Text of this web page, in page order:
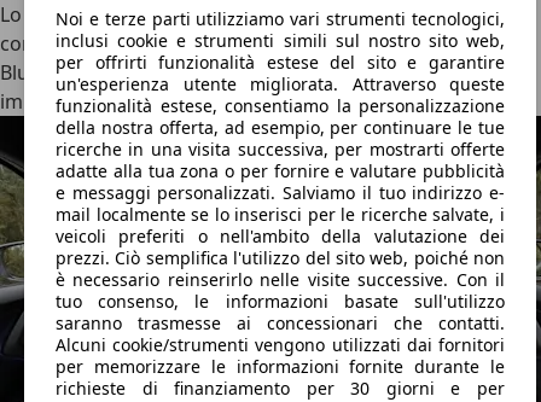
Noi e terze parti utilizziamo vari strumenti tecnologici,
inclusi cookie e strumenti simili sul nostro sito web,
per offrirti funzionalità estese del sito e garantire
un'esperienza utente migliorata. Attraverso queste
funzionalità estese, consentiamo la personalizzazione
della nostra offerta, ad esempio, per continuare le tue
ricerche in una visita successiva, per mostrarti offerte
adatte alla tua zona o per fornire e valutare pubblicità
e messaggi personalizzati. Salviamo il tuo indirizzo e-
mail localmente se lo inserisci per le ricerche salvate, i
veicoli preferiti o nell'ambito della valutazione dei
prezzi. Ciò semplifica l'utilizzo del sito web, poiché non
è necessario reinserirlo nelle visite successive. Con il
tuo consenso, le informazioni basate sull'utilizzo
saranno trasmesse ai concessionari che contatti.
Alcuni cookie/strumenti vengono utilizzati dai fornitori
per memorizzare le informazioni fornite durante le
richieste di finanziamento per 30 giorni e per
Lo smartphone si può ricaricare in modalità induttiva nella
console centrale, anche se il collegamento wireless via
Bluetooth non sempre avviene automaticamente in modo
impeccabile.